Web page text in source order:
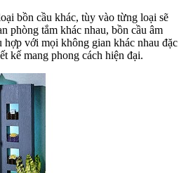
bồn cầu khác, tùy vào từng loại sẽ
phòng tắm khác nhau, bồn cầu âm
hợp với mọi không gian khác nhau đặc
kế mang phong cách hiện đại.